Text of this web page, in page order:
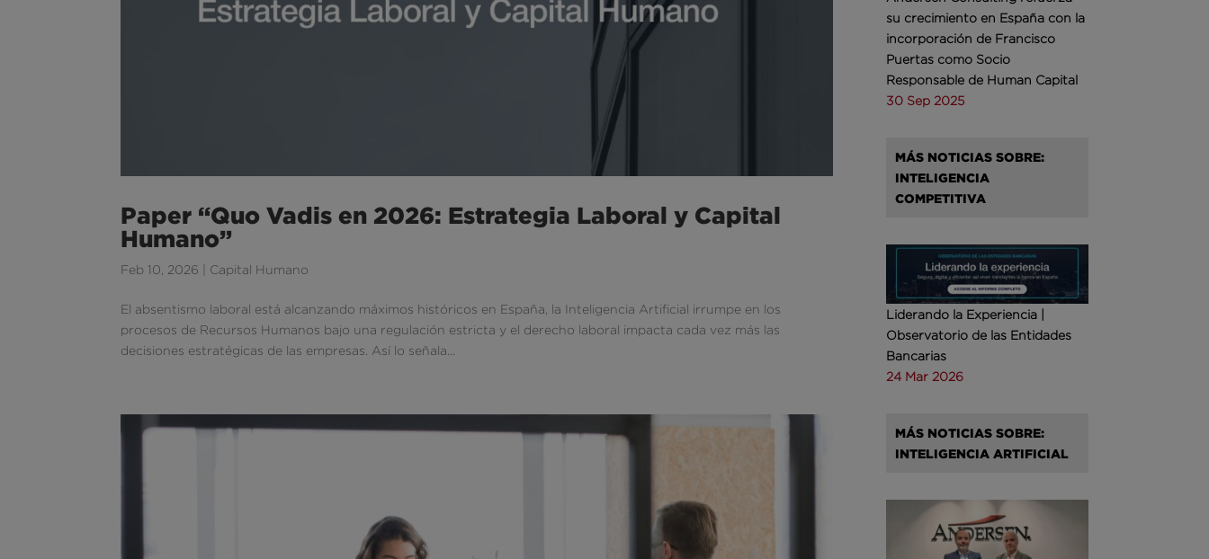
Paper “Quo Vadis en 2026: Estrategia Laboral y Capital
Humano”
Feb 10, 2026 Capital Humano
El absentismo laboral está alcanzando máximos históricos en España, la Inteligencia Artificial irrumpe en los
procesos de Recursos Humanos bajo una regulación estricta y el derecho laboral impacta cada vez más las
decisiones estratégicas de las empresas. Así lo señala...
su crecimiento en España con la
incorporación de Francisco
Puertas como Socio
Responsable de Human Capital
30 Sep 2025
MÁS NOTICIAS SOBRE:
INTELIGENCIA
COMPETITIVA
Liderando la Experiencia |
Observatorio de las Entidades
Bancarias
24 Mar 2026
MÁS NOTICIAS SOBRE:
INTELIGENCIA ARTIFICIAL